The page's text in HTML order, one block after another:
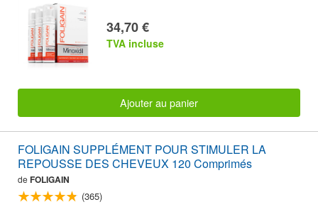
34,70 €
TVA incluse
Ajouter au panier
FOLIGAIN SUPPLÉMENT POUR STIMULER LA
REPOUSSE DES CHEVEUX 120 Comprimés
de FOLIGAIN
(365)